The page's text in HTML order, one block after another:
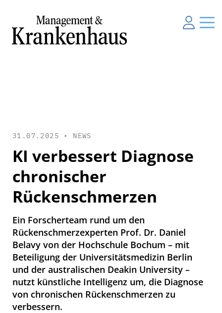
31.07.2025 • NEWS
KI verbessert Diagnose
chronischer
Rückenschmerzen
Ein Forscherteam rund um den
Rückenschmerzexperten Prof. Dr. Daniel
Belavy von der Hochschule Bochum – mit
Beteiligung der Universitätsmedizin Berlin
und der australischen Deakin University –
nutzt künstliche Intelligenz um, die Diagnose
von chronischen Rückenschmerzen zu
verbessern.